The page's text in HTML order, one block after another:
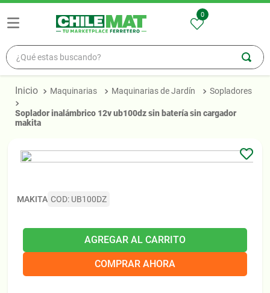
0
¿Qué estas buscando?
Maquinarias Maquinarias de Jardín Sopladores
soplador inalámbrico 12v ub100dz sin batería sin cargador
makita
MAKITA COD: UB100DZ
AGREGAR AL CARRITO
COMPRAR AHORA
4. ceramica